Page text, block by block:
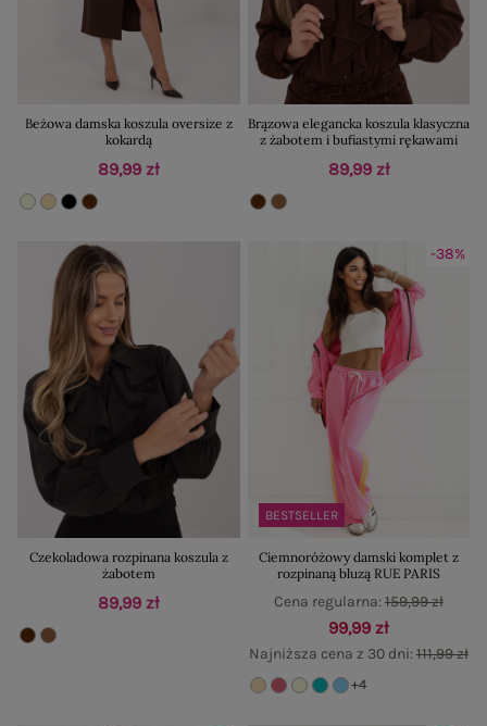
Beżowa damska koszula oversize z
kokardą
89,99 zł
Brązowa elegancka koszula klasyczna
z żabotem i bufiastymi rękawami
89,99 zł
Czekoladowa rozpinana koszula z
żabotem
89,99 zł
BESTSELLER
-38%
Ciemnoróżowy damski komplet z
rozpinaną bluzą RUE PARIS
99,99 zł
Najniższa cena z 30 dni:111,99 zł
Cena regularna:159,99 zł
+4